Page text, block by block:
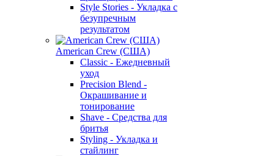
Style Stories - Укладка с
безупречным
результатом
American Crew (США)
Classic - Ежедневный
уход
Precision Blend -
Окрашивание и
тонирование
Shave - Средства для
бритья
Styling - Укладка и
стайлинг